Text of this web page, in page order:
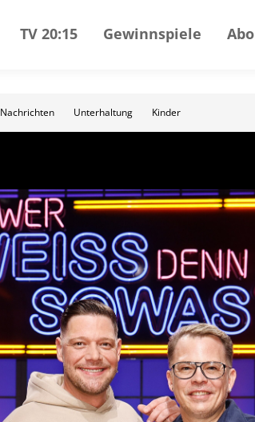
TV 20:15 Gewinnspiele Abo
Nachrichten Unterhaltung Kinder